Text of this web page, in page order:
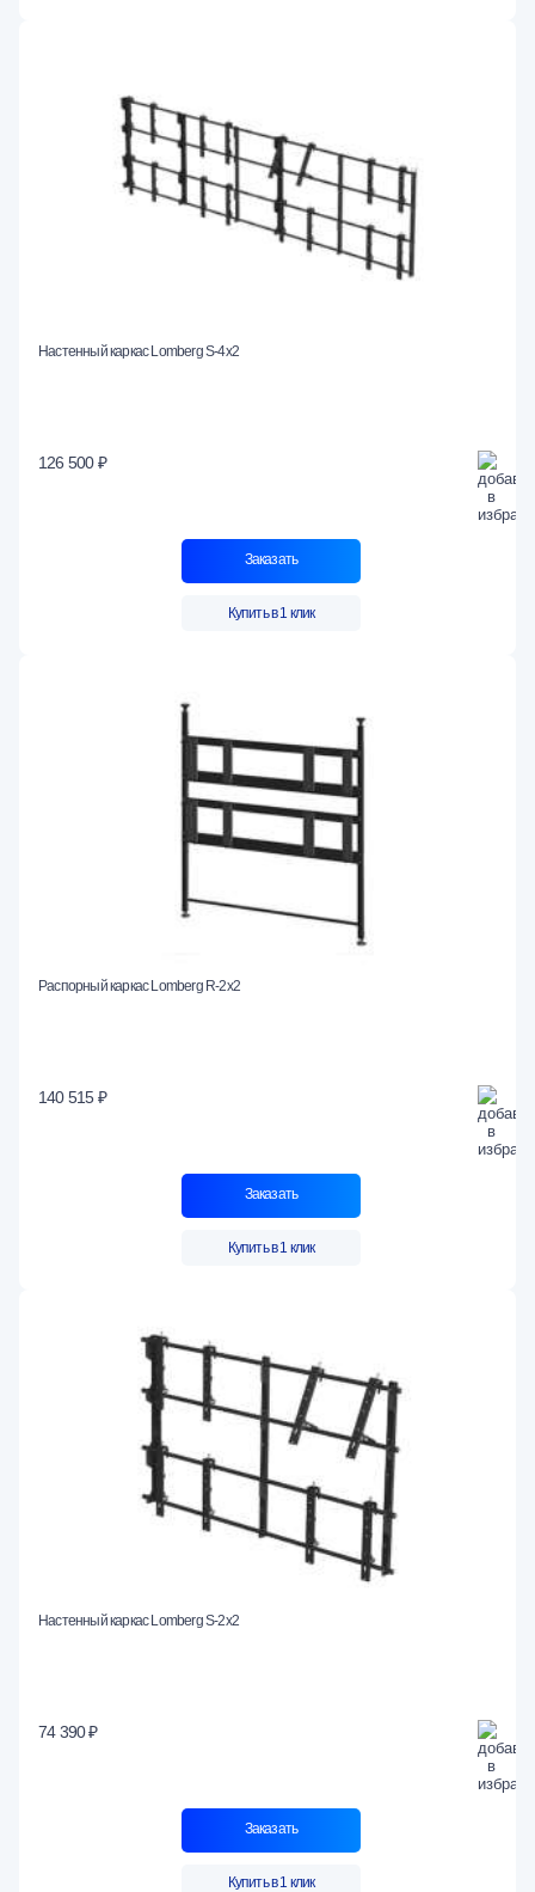
Настенный каркас Lomberg S-4х2
126 500 ₽
Заказать
Купить в 1 клик
Распорный каркас Lomberg R-2х2
140 515 ₽
Заказать
Купить в 1 клик
Настенный каркас Lomberg S-2х2
74 390 ₽
Заказать
Купить в 1 клик